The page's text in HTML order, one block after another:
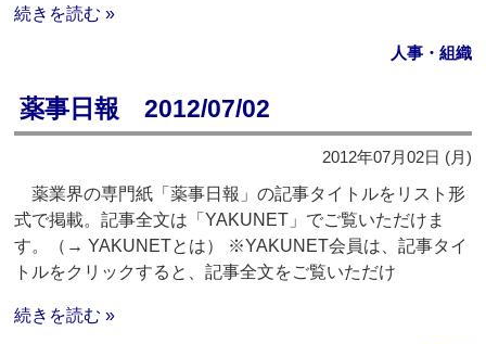
続きを読む »
人事・組織
薬事日報 2012/07/02
2012年07月02日 (月)
薬業界の専門紙「薬事日報」の記事タイトルをリスト形
式で掲載。記事全文は「YAKUNET」でご覧いただけま
す。（→ YAKUNETとは） ※YAKUNET会員は、記事タイ
トルをクリックすると、記事全文をご覧いただけ
続きを読む »